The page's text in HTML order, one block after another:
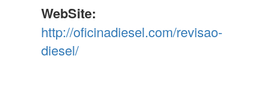
WebSite:
http://oficinadiesel.com/revisao-
diesel/